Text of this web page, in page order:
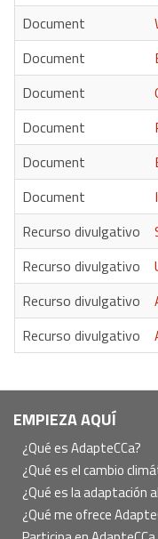
Document
Document
Document
Document
Document
Document
Recurso divulgativo
Recurso divulgativo
Recurso divulgativo
Recurso divulgativo
Navegación
principal
EMPIEZA AQUÍ
¿Qué es AdapteCCa?
¿Qué es el cambio
¿Qué es la adaptación
¿Qué me ofrece